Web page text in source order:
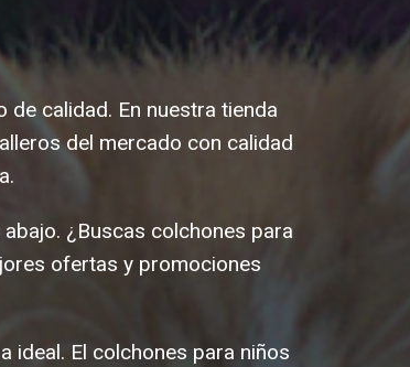
de calidad. En nuestra tienda
del mercado con calidad
¿Buscas colchones para
ofertas y promociones
ideal. El colchones para niños